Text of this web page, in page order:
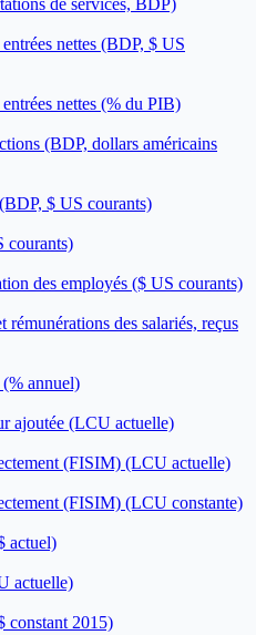
nettes (BDP, $ US
nettes (% du PIB)
(BDP, dollars américains
$ US courants)
courants)
des employés ($ US courants)
des salariés, reçus
annuel)
ajoutée (LCU actuelle)
(FISIM) (LCU actuelle)
(FISIM) (LCU constante)
actuel)
actuelle)
constant 2015)